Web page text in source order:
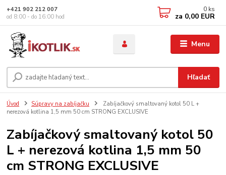
Menu
Hľadať
+421 902 212 007
od 8:00 - do 16:00 hod
0 ks
za 0,00 EUR
Úvod Súpravy na zabíjačku
Zabíjačkový smaltovaný kotol 50 L +
nerezová kotlina 1,5 mm 50 cm STRONG EXCLUSIVE
Zabíjačkový smaltovaný kotol 50
L + nerezová kotlina 1,5 mm 50
cm STRONG EXCLUSIVE